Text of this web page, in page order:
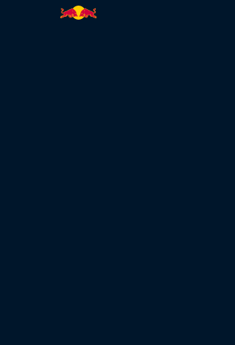
Dolomitech? | Red